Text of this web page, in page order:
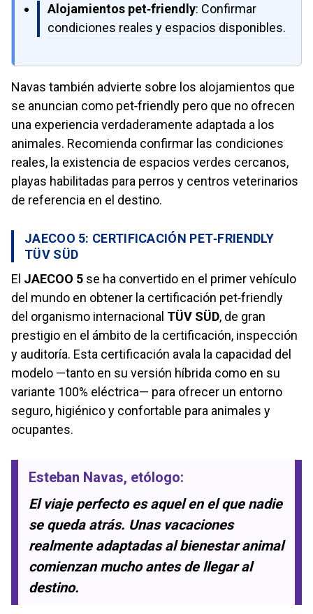
Alojamientos pet‑friendly: Confirmar
condiciones reales y espacios disponibles.
Navas también advierte sobre los alojamientos que
se anuncian como pet‑friendly pero que no ofrecen
una experiencia verdaderamente adaptada a los
animales. Recomienda confirmar las condiciones
reales, la existencia de espacios verdes cercanos,
playas habilitadas para perros y centros veterinarios
de referencia en el destino.
JAECOO 5: CERTIFICACIÓN PET‑FRIENDLY
TÜV SÜD
El JAECOO 5 se ha convertido en el primer vehículo
del mundo en obtener la certificación pet‑friendly
del organismo internacional TÜV SÜD, de gran
prestigio en el ámbito de la certificación, inspección
y auditoría. Esta certificación avala la capacidad del
modelo —tanto en su versión híbrida como en su
variante 100% eléctrica— para ofrecer un entorno
seguro, higiénico y confortable para animales y
ocupantes.
Esteban Navas, etólogo:
El viaje perfecto es aquel en el que nadie
se queda atrás. Unas vacaciones
realmente adaptadas al bienestar animal
comienzan mucho antes de llegar al
destino.